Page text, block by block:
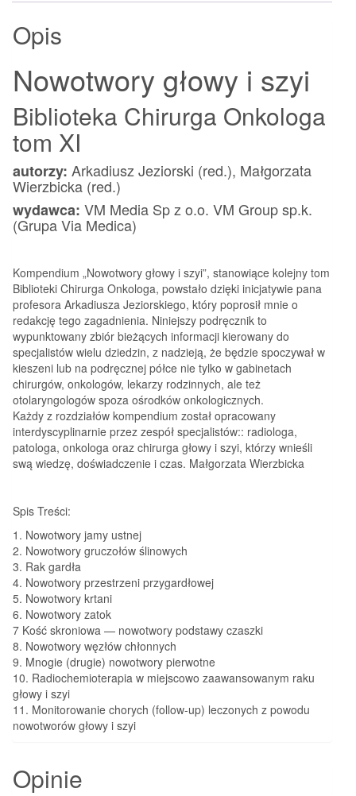
Opis
Nowotwory głowy i szyi
Biblioteka Chirurga Onkologa
tom XI
autorzy: Arkadiusz Jeziorski (red.), Małgorzata
Wierzbicka (red.)
wydawca: VM Media Sp z o.o. VM Group sp.k.
(Grupa Via Medica)
Kompendium „Nowotwory głowy i szyi”, stanowiące kolejny tom
Biblioteki Chirurga Onkologa, powstało dzięki inicjatywie pana
profesora Arkadiusza Jeziorskiego, który poprosił mnie o
redakcję tego zagadnienia. Niniejszy podręcznik to
wypunktowany zbiór bieżących informacji kierowany do
specjalistów wielu dziedzin, z nadzieją, że będzie spoczywał w
kieszeni lub na podręcznej półce nie tylko w gabinetach
chirurgów, onkologów, lekarzy rodzinnych, ale też
otolaryngologów spoza ośrodków onkologicznych.
Każdy z rozdziałów kompendium został opracowany
interdyscyplinarnie przez zespół specjalistów:: radiologa,
patologa, onkologa oraz chirurga głowy i szyi, którzy wnieśli
swą wiedzę, doświadczenie i czas. Małgorzata Wierzbicka
Spis Treści:
1. Nowotwory jamy ustnej
2. Nowotwory gruczołów ślinowych
3. Rak gardła
4. Nowotwory przestrzeni przygardłowej
5. Nowotwory krtani
6. Nowotwory zatok
7 Kość skroniowa — nowotwory podstawy czaszki
8. Nowotwory węzłów chłonnych
9. Mnogie (drugie) nowotwory pierwotne
10. Radiochemioterapia w miejscowo zaawansowanym raku
głowy i szyi
11. Monitorowanie chorych (follow-up) leczonych z powodu
nowotworów głowy i szyi
Opinie